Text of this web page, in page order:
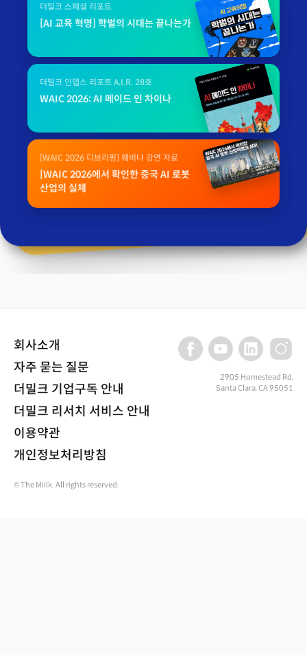
더밀크 스페셜 리포트
[AI 교육 혁명] 학벌의 시대는 끝나는가
더밀크 인뎁스 리포트 A.I.R. 28호
WAIC 2026: AI 메이드 인 차이나
[WAIC 2026 디브리핑] 웨비나 강연 자료
[WAIC 2026에서 확인한 중국 AI 로봇
산업의 실체
회사소개
자주 묻는 질문
더밀크 기업구독 안내
더밀크 리서치 서비스 안내
이용약관
개인정보처리방침
2905 Homestead Rd,
Santa Clara, CA 95051
© The Miilk. All rights reserved.